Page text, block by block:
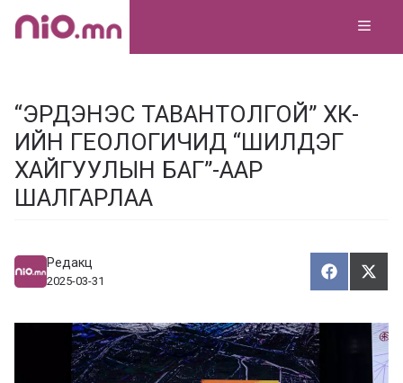
Skip
“ЭРДЭНЭС ТАВАНТОЛГОЙ” ХК-
ИЙН ГЕОЛОГИЧИД “ШИЛДЭГ
ХАЙГУУЛЫН БАГ”-ААР
ШАЛГАРЛАА
Редакц
2025-03-31
Х
у
а
Т
ү
э
э
х